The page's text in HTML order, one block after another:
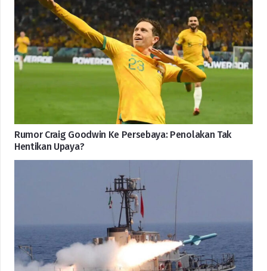
Rumor Craig Goodwin Ke Persebaya: Penolakan Tak
Hentikan Upaya?